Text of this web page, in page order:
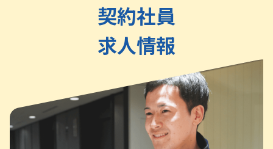
契約社員
求人情報